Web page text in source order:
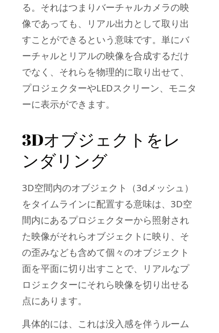
る。それはつまりバーチャルカメラの映
像であっても、リアル出力として取り出
すことができるという意味です。単にバ
ーチャルとリアルの映像を合成するだけ
でなく、それらを物理的に取り出せて、
プロジェクターやLEDスクリーン、モニタ
ーに表示ができます。
3Dオブジェクトをレ
ンダリング
3D空間内のオブジェクト（3dメッシュ）
をタイムラインに配置する意味は、3D空
間内にあるプロジェクターから照射され
た映像がそれらオブジェクトに映り、そ
の歪みなども含めて個々のオブジェクト
面を平面に切り出すことで、リアルなプ
ロジェクターにそれら映像を切り出せる
点にあります。
具体的には、これは没入感を伴うルーム